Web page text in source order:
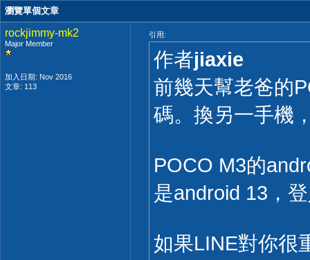
瀏覽單個文章
rockjimmy-mk2
Major Member
加入日期: Nov 2016
文章: 113
引用:
作者jiaxie
前幾天幫老爸的
碼。換另一手機
POCO M3的
是android 13，
如果LINE對你很